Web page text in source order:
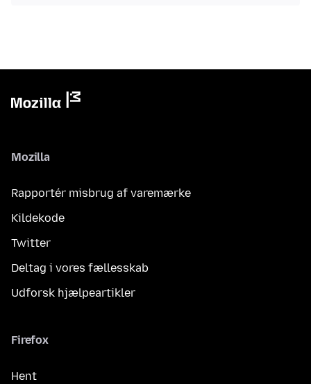
Mozilla
Rapportér misbrug af varemærke
Kildekode
Twitter
Deltag i vores fællesskab
Udforsk hjælpeartikler
Firefox
Hent